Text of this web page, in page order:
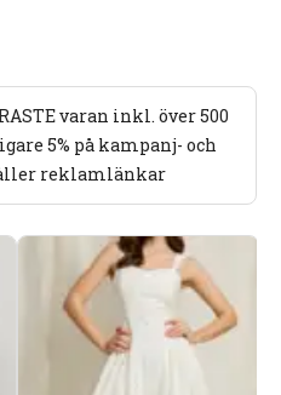
varan inkl. över 500
5% på kampanj- och
reklamlänkar